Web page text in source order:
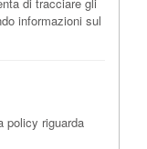
informazioni sul
policy riguarda